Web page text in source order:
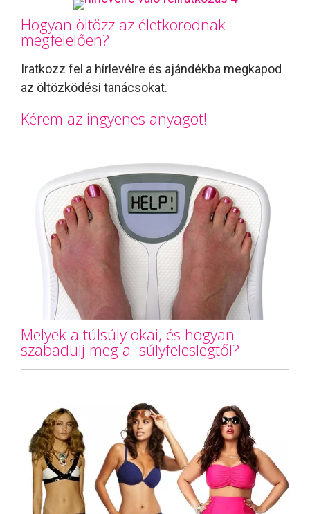
Hogyan öltözz az életkorodnak
megfelelően?
Iratkozz fel a hírlevélre és ajándékba megkapod
az öltözködési tanácsokat.
Kérem az ingyenes anyagot!
Melyek a túlsúly okai, és hogyan
szabadulj meg a súlyfeleslegtől?